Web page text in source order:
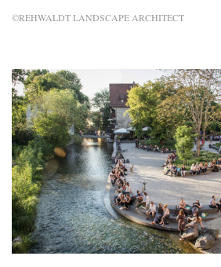
©REHWALDT LANDSCAPE ARCHITECT